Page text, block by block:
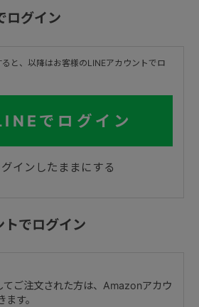
ログイン
と、以降はお客様のLINEアカウントでロ
でログイン
グインしたままにする
でログイン
ご注文された方は、Amazonアカウ
す。